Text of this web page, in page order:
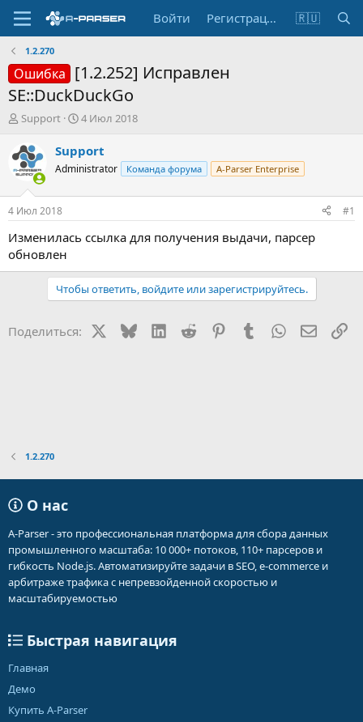
Войти Регистрация 🇷🇺
1.2.270
Ошибка [1.2.252] Исправлен
SE::DuckDuckGo
А
т
о
р
т
е
м
ы
Support
Д
т
а
н
а
л
4 Июл 2018
Support
Administrator Команда форума A-Parser Enterprise
4 Июл 2018 #1
Изменилась ссылка для получения выдачи, парсер
обновлен
Чтобы ответить, войдите или зарегистрируйтесь.
Поделиться: BlueskyLinkedIn
Reddit PinterestTumblr WhatsApp
1.2.270
О нас
A-Parser - это профессиональная платформа для сбора данных
промышленного масштаба: 10 000+ потоков, 110+ парсеров и
гибкость Node.js. Автоматизируйте задачи в SEO, e-commerce и
арбитраже трафика с непревзойденной скоростью и
масштабируемостью
Быстрая навигация
Главная
Демо
Купить A-Parser